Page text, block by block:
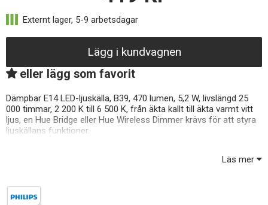
Lägg i kundvagnen
eller lägg som favorit
Dämpbar E14 LED-ljuskälla, B39, 470 lumen, 5,2 W, livslängd 25
000 timmar, 2 200 K till 6 500 K, från äkta kallt till äkta varmt vitt
ljus, en Hue Bridge eller Hue Wireless Dimmer krävs för att styra
ljuskällans funktioner.
Läs mer